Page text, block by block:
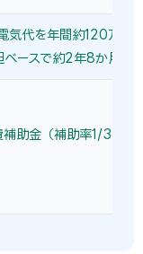
気代を年間約120万円
ースで約2年8か月。
補助金（補助率1/3〜1/